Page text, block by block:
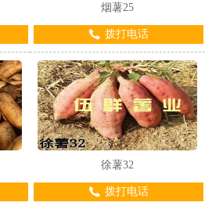
烟薯25
拨打电话
徐薯32
拨打电话